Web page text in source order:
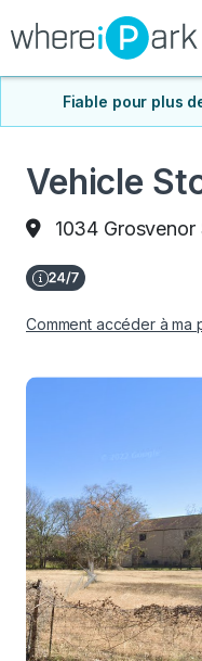
Fiable pour plus
Vehicle
1034
Comment accéder à ma